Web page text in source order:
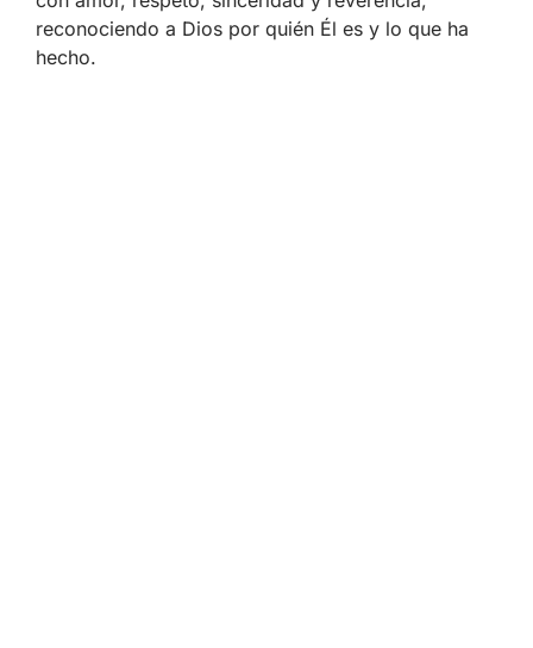
reconociendo a Dios por quién Él es y lo que ha
hecho.